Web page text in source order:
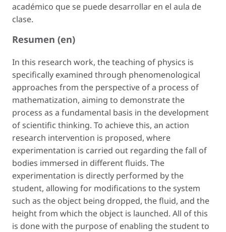
académico que se puede desarrollar en el aula de
clase.
Resumen (en)
In this research work, the teaching of physics is
specifically examined through phenomenological
approaches from the perspective of a process of
mathematization, aiming to demonstrate the
process as a fundamental basis in the development
of scientific thinking. To achieve this, an action
research intervention is proposed, where
experimentation is carried out regarding the fall of
bodies immersed in different fluids. The
experimentation is directly performed by the
student, allowing for modifications to the system
such as the object being dropped, the fluid, and the
height from which the object is launched. All of this
is done with the purpose of enabling the student to